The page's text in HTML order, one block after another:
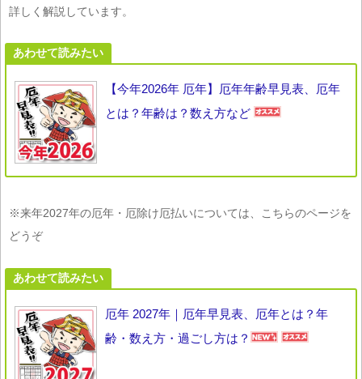
詳しく解説しています。
あわせて読みたい
【今年2026年 厄年】厄年年齢早見表、厄年
とは？年齢は？数え方など
※来年2027年の厄年・厄除け厄払いについては、こちらのページを
どうぞ
あわせて読みたい
厄年 2027年｜厄年早見表、厄年とは？年
齢・数え方・過ごし方は？